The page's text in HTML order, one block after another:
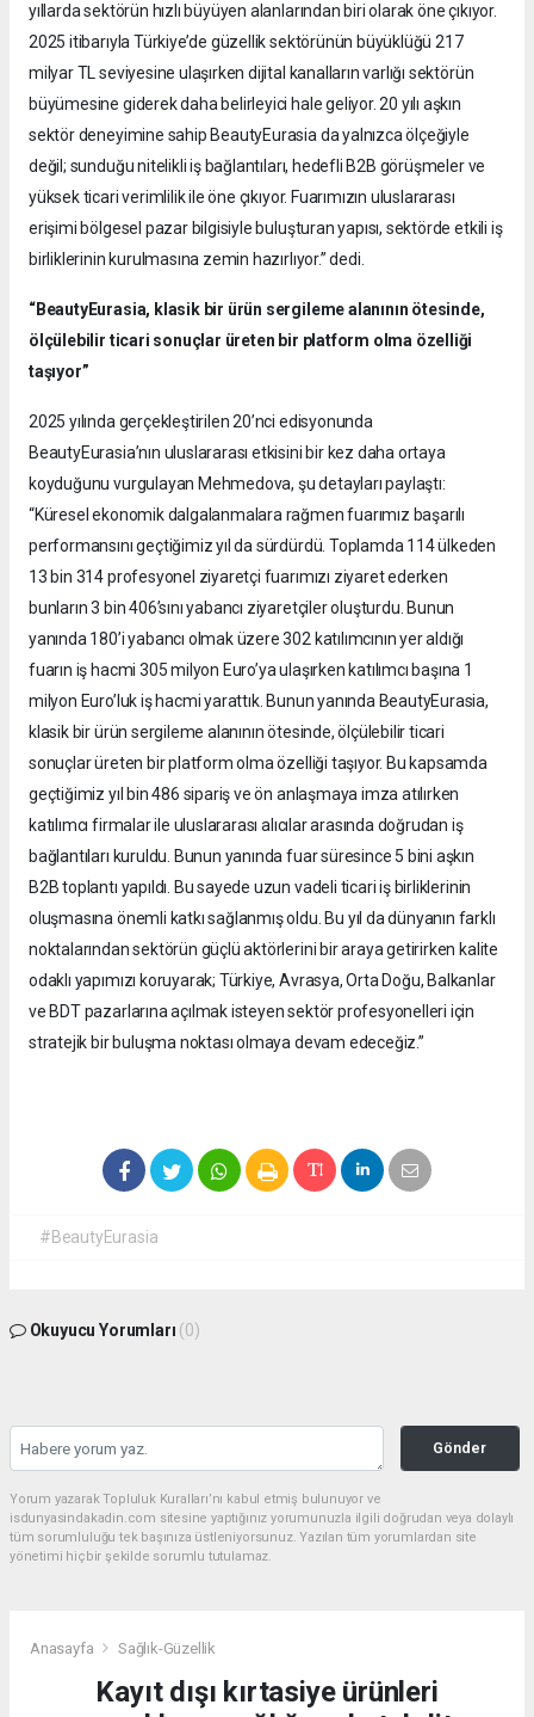
yıllarda sektörün hızlı büyüyen alanlarından biri olarak öne çıkıyor.
2025 itibarıyla Türkiye’de güzellik sektörünün büyüklüğü 217
milyar TL seviyesine ulaşırken dijital kanalların varlığı sektörün
büyümesine giderek daha belirleyici hale geliyor. 20 yılı aşkın
sektör deneyimine sahip BeautyEurasia da yalnızca ölçeğiyle
değil; sunduğu nitelikli iş bağlantıları, hedefli B2B görüşmeler ve
yüksek ticari verimlilik ile öne çıkıyor. Fuarımızın uluslararası
erişimi bölgesel pazar bilgisiyle buluşturan yapısı, sektörde etkili iş
birliklerinin kurulmasına zemin hazırlıyor.” dedi.
“BeautyEurasia, klasik bir ürün sergileme alanının ötesinde,
ölçülebilir ticari sonuçlar üreten bir platform olma özelliği
taşıyor”
2025 yılında gerçekleştirilen 20’nci edisyonunda
BeautyEurasia’nın uluslararası etkisini bir kez daha ortaya
koyduğunu vurgulayan Mehmedova, şu detayları paylaştı:
“Küresel ekonomik dalgalanmalara rağmen fuarımız başarılı
performansını geçtiğimiz yıl da sürdürdü. Toplamda 114 ülkeden
13 bin 314 profesyonel ziyaretçi fuarımızı ziyaret ederken
bunların 3 bin 406’sını yabancı ziyaretçiler oluşturdu. Bunun
yanında 180’i yabancı olmak üzere 302 katılımcının yer aldığı
fuarın iş hacmi 305 milyon Euro’ya ulaşırken katılımcı başına 1
milyon Euro’luk iş hacmi yarattık. Bunun yanında BeautyEurasia,
klasik bir ürün sergileme alanının ötesinde, ölçülebilir ticari
sonuçlar üreten bir platform olma özelliği taşıyor. Bu kapsamda
geçtiğimiz yıl bin 486 sipariş ve ön anlaşmaya imza atılırken
katılımcı firmalar ile uluslararası alıcılar arasında doğrudan iş
bağlantıları kuruldu. Bunun yanında fuar süresince 5 bini aşkın
B2B toplantı yapıldı. Bu sayede uzun vadeli ticari iş birliklerinin
oluşmasına önemli katkı sağlanmış oldu. Bu yıl da dünyanın farklı
noktalarından sektörün güçlü aktörlerini bir araya getirirken kalite
odaklı yapımızı koruyarak; Türkiye, Avrasya, Orta Doğu, Balkanlar
ve BDT pazarlarına açılmak isteyen sektör profesyonelleri için
stratejik bir buluşma noktası olmaya devam edeceğiz.”
#BeautyEurasia
Okuyucu Yorumları (0)
Gönder
Yorum yazarak Topluluk Kuralları’nı kabul etmiş bulunuyor ve
isdunyasindakadin.com sitesine yaptığınız yorumunuzla ilgili doğrudan veya dolaylı
tüm sorumluluğu tek başınıza üstleniyorsunuz. Yazılan tüm yorumlardan site
yönetimi hiçbir şekilde sorumlu tutulamaz.
Anasayfa Sağlık-Güzellik
Kayıt dışı kırtasiye ürünleri